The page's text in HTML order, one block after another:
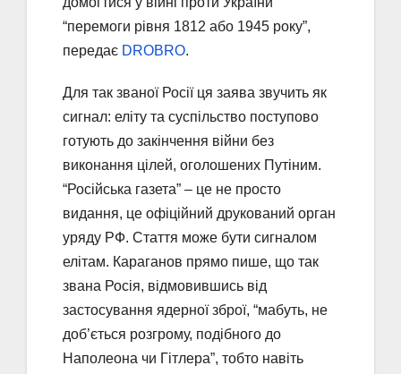
“перемоги рівня 1812 або 1945 року”,
передає DROBRO.
Для так званої Росії ця заява звучить як
сигнал: еліту та суспільство поступово
готують до закінчення війни без
виконання цілей, оголошених Путіним.
“Російська газета” – це не просто
видання, це офіційний друкований орган
уряду РФ. Стаття може бути сигналом
елітам. Караганов прямо пише, що так
звана Росія, відмовившись від
застосування ядерної зброї, “мабуть, не
доб’ється розгрому, подібного до
Наполеона чи Гітлера”, тобто навіть